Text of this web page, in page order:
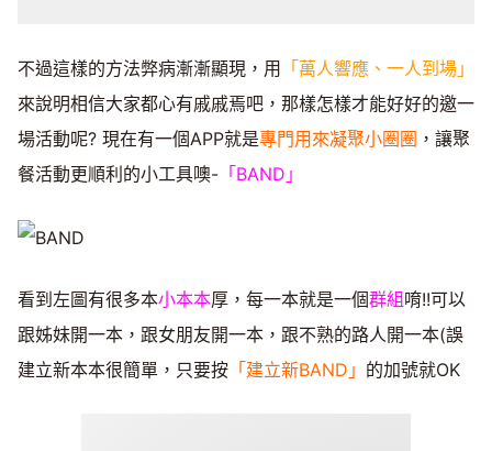
不過這樣的方法弊病漸漸顯現，用
「萬人響應、一人到場」
來說明相信大家都心有戚戚焉吧，那樣怎樣才能好好的邀一
場活動呢? 現在有一個APP就是專門用來凝聚小圈圈 ，讓聚
餐活動更順利的小工具噢- 「BAND」
看到左圖有很多本小本本厚，每一本就是一個群組唷!!可以
跟姊妹開一本，跟女朋友開一本，跟不熟的路人開一本(誤
建立新本本很簡單，只要按 「建立新BAND」 的加號就OK